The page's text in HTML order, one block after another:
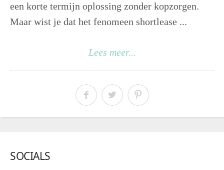
een korte termijn oplossing zonder kopzorgen.
Maar wist je dat het fenomeen shortlease ...
Lees meer...
SOCIALS